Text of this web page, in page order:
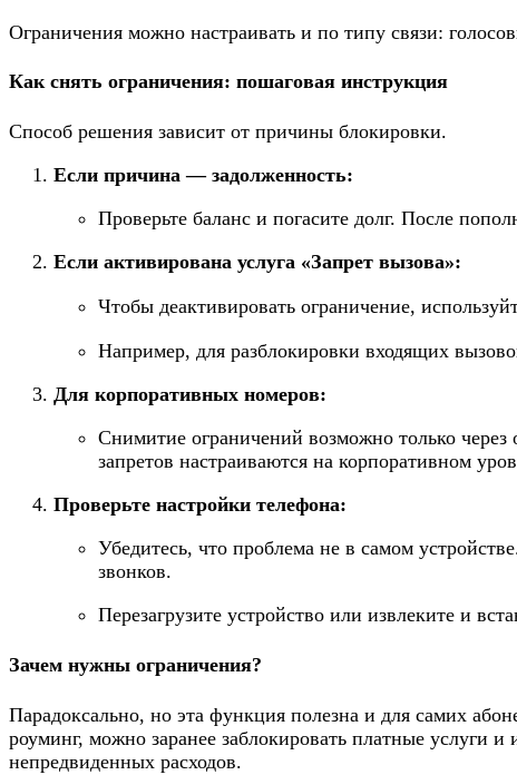
Ограничения можно настраивать и по типу связи:
Как снять ограничения: пошаговая инструкция
Способ решения зависит от причины блокировки.
Если причина — задолженность:
Проверьте баланс и погасите долг. После
Если активирована услуга «Запрет вызова»:
Чтобы деактивировать ограничение,
Например, для разблокировки входящих
Для корпоративных номеров:
Снимитие ограничений возможно только через
запретов настраиваются на корпоративном
Проверьте настройки телефона:
Убедитесь, что проблема не в самом
звонков.
Перезагрузите устройство или извлеките и
Зачем нужны ограничения?
Парадоксально, но эта функция полезна и для самих
роуминг, можно заранее заблокировать платные услуги
непредвиденных расходов.